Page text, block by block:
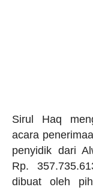
Sirul Haq
acara
penyidik dari
Rp.
dibuat oleh